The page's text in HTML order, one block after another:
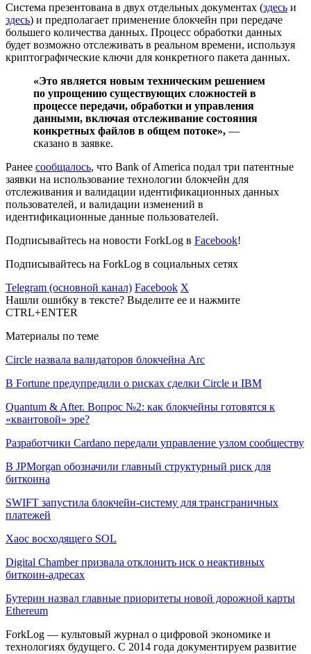
Система презентована в двух отдельных документах (здесь и
здесь) и предполагает применение блокчейн при передаче
большего количества данных. Процесс обработки данных
будет возможно отслеживать в реальном времени, используя
криптографические ключи для конкретного пакета данных.
«Это является новым техническим решением
по упрощению существующих сложностей в
процессе передачи, обработки и управления
данными, включая отслеживание состояния
конкретных файлов в общем потоке», —
сказано в заявке.
Ранее сообщалось, что Bank of America подал три патентные
заявки на использование технологии блокчейн для
отслеживания и валидации идентификационных данных
пользователей, и валидации изменений в
идентификационные данные пользователей.
Подписывайтесь на новости ForkLog в Facebook!
Подписывайтесь на ForkLog в социальных сетях
Telegram (основной канал) Facebook X
Нашли ошибку в тексте? Выделите ее и нажмите
CTRL+ENTER
Материалы по теме
Circle назвала валидаторов блокчейна Arc
В Fortune предупредили о рисках сделки Circle и IBM
Quantum & After. Вопрос №2: как блокчейны готовятся к
«квантовой» эре?
Разработчики Cardano передали управление узлом сообществу
В JPMorgan обозначили главный структурный риск для
биткоина
SWIFT запустила блокчейн-систему для трансграничных
платежей
Хаос восходящего SOL
Digital Chamber призвала отклонить иск о неактивных
биткоин-адресах
Бутерин назвал главные приоритеты новой дорожной карты
Ethereum
ForkLog — культовый журнал о цифровой экономике и
технологиях будущего. С 2014 года документируем развитие